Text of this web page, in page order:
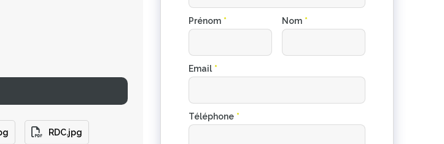
RDC.jpg
Prénom * Nom *
Email *
Téléphone *